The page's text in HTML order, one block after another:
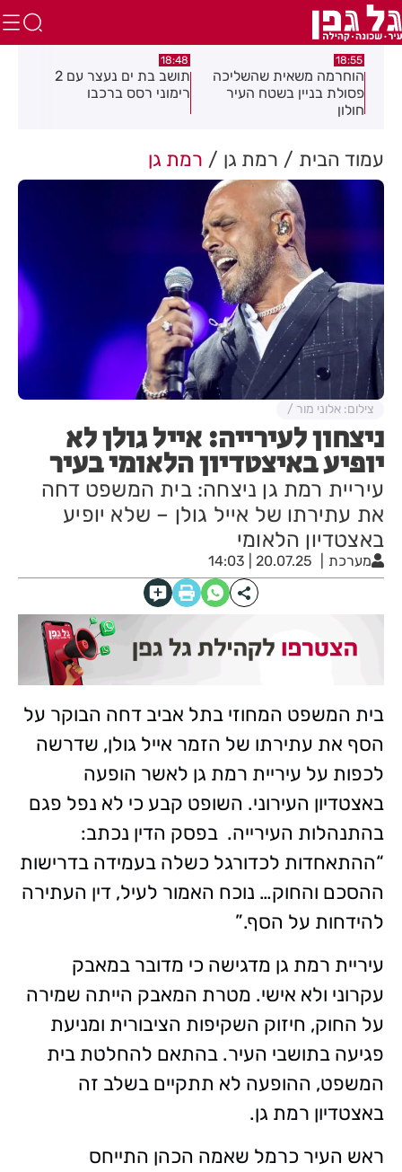
18:55
הוחרמה משאית שהשליכה
פסולת בניין בשטח העיר
חולון
18:48
תושב בת ים נעצר עם 2
רימוני רסס ברכבו
עמוד הבית רמת גן רמת גן
ניצחון לעירייה: אייל גולן לא
יופיע באיצטדיון הלאומי בעיר
עיריית רמת גן ניצחה: בית המשפט דחה
את עתירתו של אייל גולן – שלא יופיע
באצטדיון הלאומי
מערכת 20.07.25 | 14:03
צילום: אלוני מור /
בית המשפט המחוזי בתל אביב דחה הבוקר על
הסף את עתירתו של הזמר אייל גולן, שדרשה
לכפות על עיריית רמת גן לאשר הופעה
באצטדיון העירוני. השופט קבע כי לא נפל פגם
בהתנהלות העירייה. בפסק הדין נכתב:
“ההתאחדות לכדורגל כשלה בעמידה בדרישות
ההסכם והחוק… נוכח האמור לעיל, דין העתירה
להידחות על הסף.”
עיריית רמת גן מדגישה כי מדובר במאבק
עקרוני ולא אישי. מטרת המאבק הייתה שמירה
על החוק, חיזוק השקיפות הציבורית ומניעת
פגיעה בתושבי העיר. בהתאם להחלטת בית
המשפט, ההופעה לא תתקיים בשלב זה
באצטדיון רמת גן.
ראש העיר כרמל שאמה הכהן התייחס